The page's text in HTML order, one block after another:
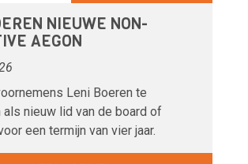
NIEUWE NON-
AEGON
Leni Boeren te
als nieuw lid van de board of
een termijn van vier jaar.